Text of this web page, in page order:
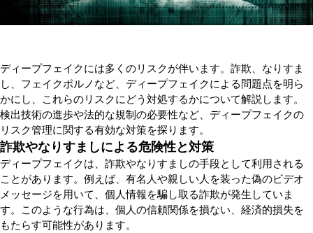
ディープフェイクには多くのリスクが伴います。詐欺、なりすま
し、フェイクポルノなど、ディープフェイクによる問題点を明ら
かにし、これらのリスクにどう対処するかについて解説します。
検出技術の進歩や法的な規制の必要性など、ディープフェイクの
リスク管理に関する有効な対策を探ります。
詐欺やなりすましによる危険性と対策
ディープフェイクは、詐欺やなりすましの手段として利用される
ことがあります。例えば、有名人や親しい人を装った偽のビデオ
メッセージを用いて、個人情報を騙し取る詐欺が発生していま
す。このような行為は、個人の信頼関係を損ない、経済的損失を
もたらす可能性があります。